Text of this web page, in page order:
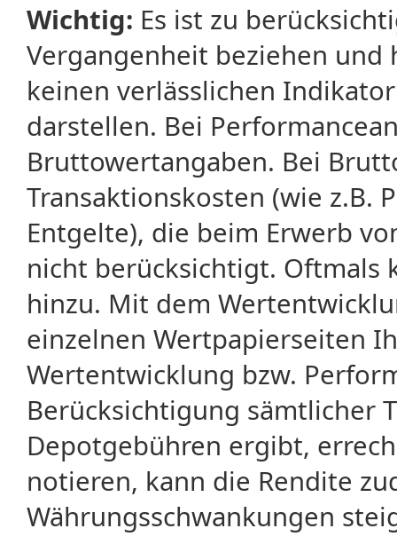
Wichtig: Es ist zu
Vergangenheit beziehen
keinen verlässlichen
darstellen. Bei
Bruttowertangaben. Bei
Transaktionskosten (wie z.B.
Entgelte), die beim Erwerb
nicht berücksichtigt. Oftmals
hinzu. Mit dem
einzelnen Wertpapierseiten
Wertentwicklung bzw.
Berücksichtigung sämtlicher
Depotgebühren ergibt,
notieren, kann die Rendite
Währungsschwankungen